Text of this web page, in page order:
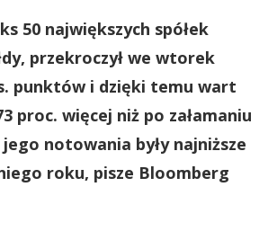
50 największych spółek
przekroczył we wtorek
punktów i dzięki temu wart
proc. więcej niż po załamaniu
notowania były najniższe
roku, pisze Bloomberg